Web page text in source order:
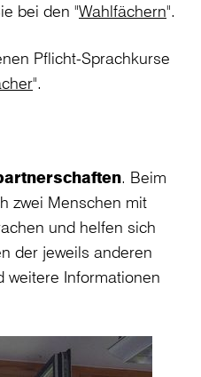
bei den "Wahlfächern".
Pflicht-Sprachkurse
".
. Beim
zwei Menschen mit
und helfen sich
der jeweils anderen
weitere Informationen